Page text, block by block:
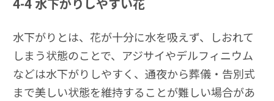
水下がりとは、花が十分に水を吸えず、しおれて
しまう状態のことで、アジサイやデルフィニウム
などは水下がりしやすく、通夜から葬儀・告別式
まで美しい状態を維持することが難しい場合があ